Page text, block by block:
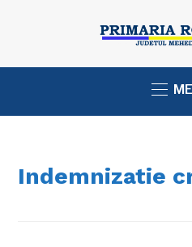
Indemnizatie